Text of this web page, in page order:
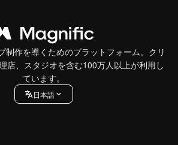
制作を導くためのプラットフォーム。クリ
店、スタジオを含む100万人以上が利用し
ています。
日本語